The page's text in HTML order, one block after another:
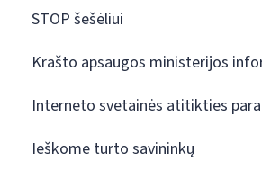
STOP šešėliui
Krašto apsaugos ministerijos
Interneto svetainės atitikties
Ieškome turto savininkų